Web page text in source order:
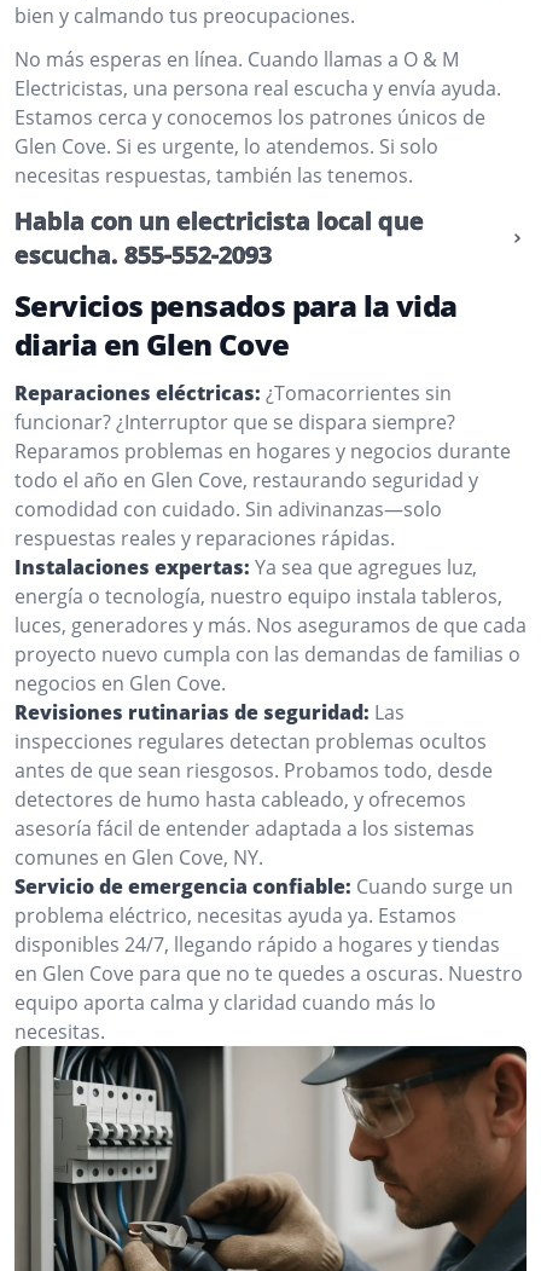
bien y calmando tus preocupaciones.
No más esperas en línea. Cuando llamas a O & M
Electricistas, una persona real escucha y envía ayuda.
Estamos cerca y conocemos los patrones únicos de
Glen Cove. Si es urgente, lo atendemos. Si solo
necesitas respuestas, también las tenemos.
Habla con un electricista local que
escucha. 855-552-2093
Servicios pensados para la vida
diaria en Glen Cove
Reparaciones eléctricas: ¿Tomacorrientes sin
funcionar? ¿Interruptor que se dispara siempre?
Reparamos problemas en hogares y negocios durante
todo el año en Glen Cove, restaurando seguridad y
comodidad con cuidado. Sin adivinanzas—solo
respuestas reales y reparaciones rápidas.
Instalaciones expertas: Ya sea que agregues luz,
energía o tecnología, nuestro equipo instala tableros,
luces, generadores y más. Nos aseguramos de que cada
proyecto nuevo cumpla con las demandas de familias o
negocios en Glen Cove.
Revisiones rutinarias de seguridad: Las
inspecciones regulares detectan problemas ocultos
antes de que sean riesgosos. Probamos todo, desde
detectores de humo hasta cableado, y ofrecemos
asesoría fácil de entender adaptada a los sistemas
comunes en Glen Cove, NY.
Servicio de emergencia confiable: Cuando surge un
problema eléctrico, necesitas ayuda ya. Estamos
disponibles 24/7, llegando rápido a hogares y tiendas
en Glen Cove para que no te quedes a oscuras. Nuestro
equipo aporta calma y claridad cuando más lo
necesitas.